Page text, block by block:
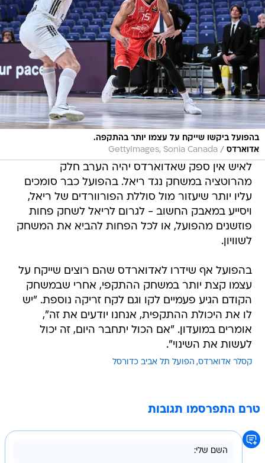
בהפועל ביקשו שייקח על עצמו יותר בהתקפה.
אדוארדס /
GettyImages, Sonia Canada
לאיש אין ספק שאדוארדס יהיה הערב חלק
מהרוטציה במשחק נגד ריאל. בהפועל כבר סומכים
עליו יותר שיעזור מול סוללת הפורוורדים של ריאל,
ויסייע במאבק החשוב - לגרום לריאל לשחק פחות
פוזשנים מהפועל, או לכל הפחות להביא את המשחק
לשוויון.
בהפועל אף שידרו לאדוארדס שהם רוצים שייקח על
עצמו קצת יותר במשחק ההתקפי, אחרי שבמשחק
הקודם הגיע פעמיים לקו וגם לקח זריקה נוספת. "יש
לו את היכולת ההתקפית, אנחנו יודעים את זה",
אומרים במועדון. "אם הכול יתחבר היום, זה יכול
לעשות את השינוי".
קסלר אדוארדס הפועל תל אביב כדורסל
טרם התפרסמו תגובות